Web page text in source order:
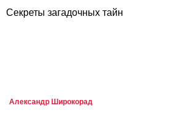
Секреты загадочных тайн
Александр Широкорад